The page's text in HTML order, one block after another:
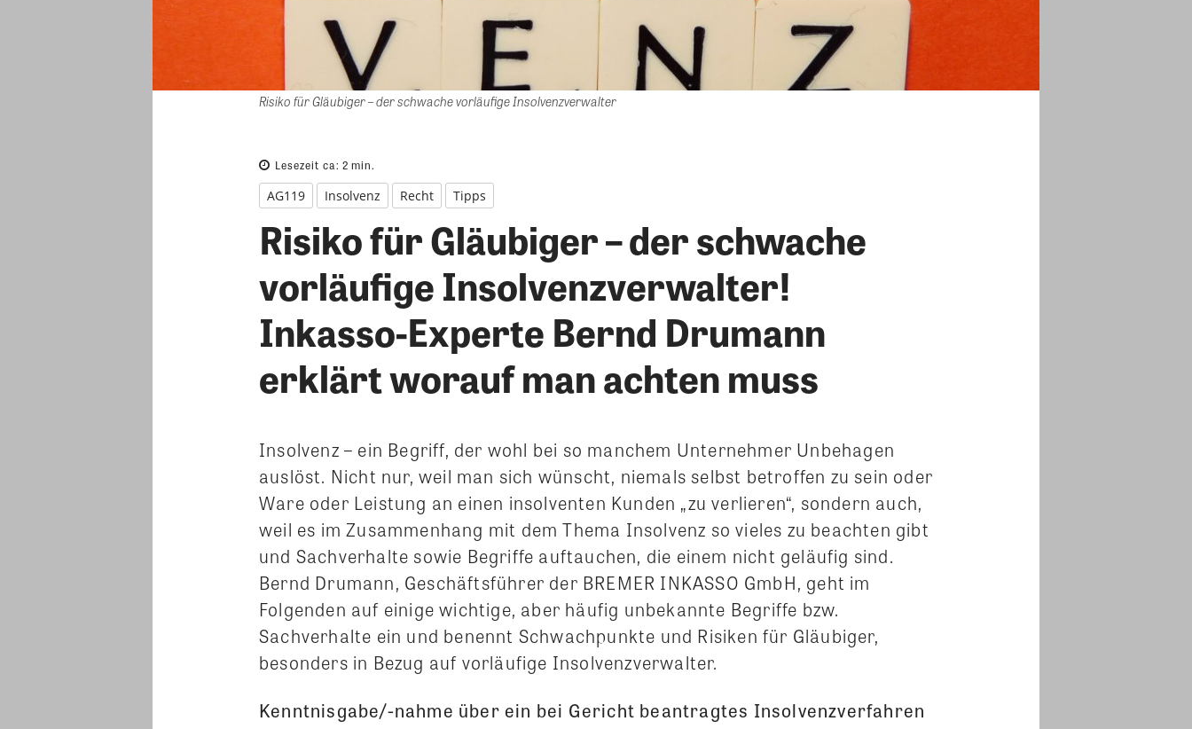
Risiko für Gläubiger – der schwache vorläufige Insolvenzverwalter
Lesezeit ca: 2 min.
AG119 Insolvenz Recht Tipps
Risiko für Gläubiger – der schwache
vorläufige Insolvenzverwalter!
Inkasso-Experte Bernd Drumann
erklärt worauf man achten muss
Insolvenz – ein Begriff, der wohl bei so manchem Unternehmer Unbehagen
auslöst. Nicht nur, weil man sich wünscht, niemals selbst betroffen zu sein oder
Ware oder Leistung an einen insolventen Kunden „zu verlieren“, sondern auch,
weil es im Zusammenhang mit dem Thema Insolvenz so vieles zu beachten gibt
und Sachverhalte sowie Begriffe auftauchen, die einem nicht geläufig sind.
Bernd Drumann, Geschäftsführer der BREMER INKASSO GmbH, geht im
Folgenden auf einige wichtige, aber häufig unbekannte Begriffe bzw.
Sachverhalte ein und benennt Schwachpunkte und Risiken für Gläubiger,
besonders in Bezug auf vorläufige Insolvenzverwalter.
Kenntnisgabe/-nahme über ein bei Gericht beantragtes Insolvenzverfahren